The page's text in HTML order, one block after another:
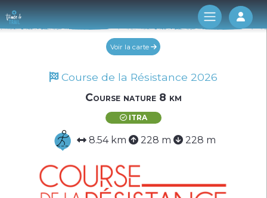
Log
Voir la carte
Course de la Résistance 2026
Course nature 8 km
ITRA
8.54 km 228 m 228 m